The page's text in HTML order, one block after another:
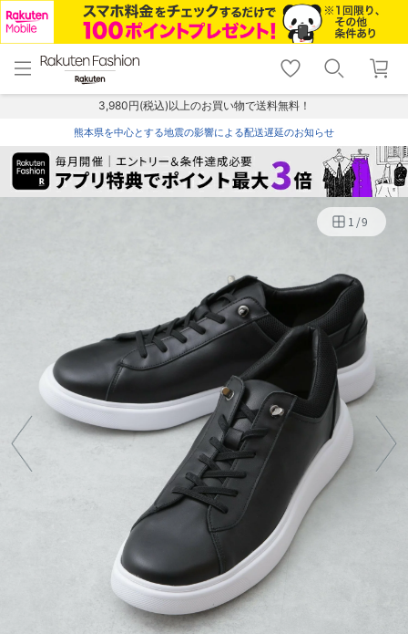
menu home
トップ
shopping_cart lock_outline
ログイン
3,980円(税込)以上のお買い物で送料無料！
熊本県を中心とする地震の影響による配送遅延のお知らせ
1 /9